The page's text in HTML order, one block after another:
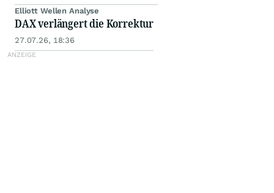
Elliott Wellen Analyse
DAX verlängert die Korrektur
27.07.26, 18:36